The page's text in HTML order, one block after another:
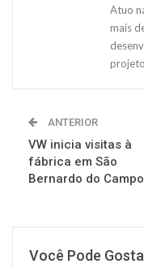
Atuo
mais
ANTERIOR
VW inicia visitas à
fábrica em São
Bernardo do Campo
Você Pode